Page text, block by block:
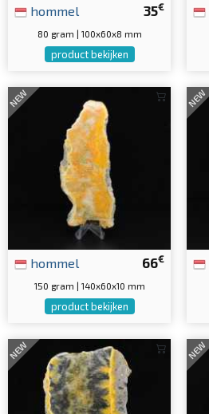
35€
hommel
80 gram | 100x60x8 mm
product bekijken
NEW
66€
hommel
150 gram | 140x60x10 mm
product bekijken
NEW
NEW NEW